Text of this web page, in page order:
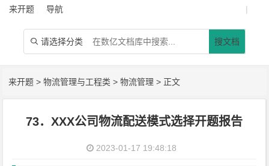
来开题 导航 |
 请选择分类 搜文档
来开题 >物流管理与工程类 >物流管理 > 正文
73．XXX公司物流配送模式选择开题报告
2023-01-17 19:48:18